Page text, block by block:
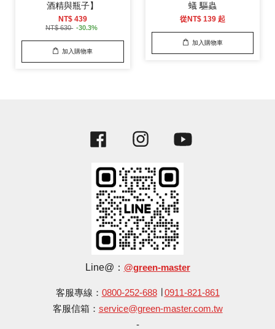
酒精與瓶子】
NT$ 439
NT$ 630 -30.3%
加入購物車
蟻 驅蟲
從NT$ 139 起
加入購物車
Facebook Instagram
Line@： @green-master
客服專線： 0800-252-688∣ 0911-821-861
客服信箱： service@green-master.com.tw
-